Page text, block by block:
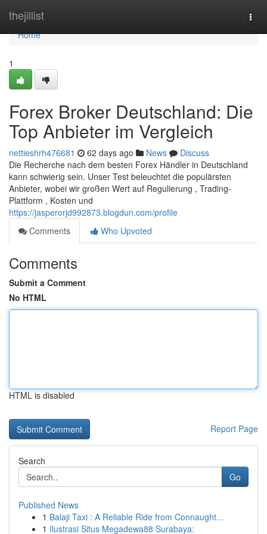
thejillist
Home
Home
1
Forex Broker Deutschland: Die
Top Anbieter im Vergleich
nettieshrh476681 62 days ago News
Discuss
Die Recherche nach dem besten Forex Händler in Deutschland
kann schwierig sein. Unser Test beleuchtet die populärsten
Anbieter, wobei wir großen Wert auf Regulierung , Trading-
Plattform , Kosten und
https://jasperorjd992873.blogdun.com/profile
Comments
Who Upvoted
Comments
Submit a Comment
No HTML
HTML is disabled
Report Page
Search
Go
Published News
1 Balaji Taxi : A Reliable Ride from Connaught...
1 Ilustrasi Situs Megadewa88 Surabaya: